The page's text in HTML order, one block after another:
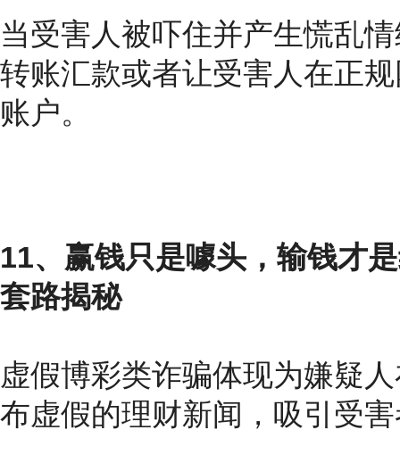
当受害人被吓住并产生慌乱
转账汇款或者让受害人在正
账户。
11、赢钱只是噱头，输钱才
套路揭秘
虚假博彩类诈骗体现为嫌疑
布虚假的理财新闻，吸引受